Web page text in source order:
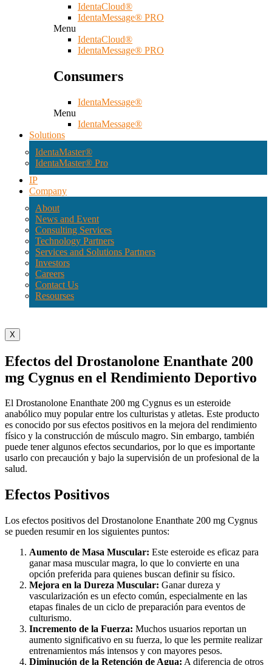
IdentaCloud®
IdentaMessage® PRO
Menu
IdentaCloud®
IdentaMessage® PRO
Consumers
IdentaMessage®
Menu
IdentaMessage®
Solutions
IdentaMaster®
IdentaMaster® Pro
IP
Company
About
News and Event
Consulting Services
Technology Partners
Services and Solutions Partners
Investors
Careers
Contact Us
Resourses
X
Efectos del Drostanolone Enanthate 200
mg Cygnus en el Rendimiento Deportivo
El Drostanolone Enanthate 200 mg Cygnus es un esteroide
anabólico muy popular entre los culturistas y atletas. Este producto
es conocido por sus efectos positivos en la mejora del rendimiento
físico y la construcción de músculo magro. Sin embargo, también
puede tener algunos efectos secundarios, por lo que es importante
usarlo con precaución y bajo la supervisión de un profesional de la
salud.
Efectos Positivos
Los efectos positivos del Drostanolone Enanthate 200 mg Cygnus
se pueden resumir en los siguientes puntos:
Aumento de Masa Muscular: Este esteroide es eficaz para
ganar masa muscular magra, lo que lo convierte en una
opción preferida para quienes buscan definir su físico.
Mejora en la Dureza Muscular: Ganar dureza y
vascularización es un efecto común, especialmente en las
etapas finales de un ciclo de preparación para eventos de
culturismo.
Incremento de la Fuerza: Muchos usuarios reportan un
aumento significativo en su fuerza, lo que les permite realizar
entrenamientos más intensos y con mayores pesos.
Diminución de la Retención de Agua: A diferencia de otros